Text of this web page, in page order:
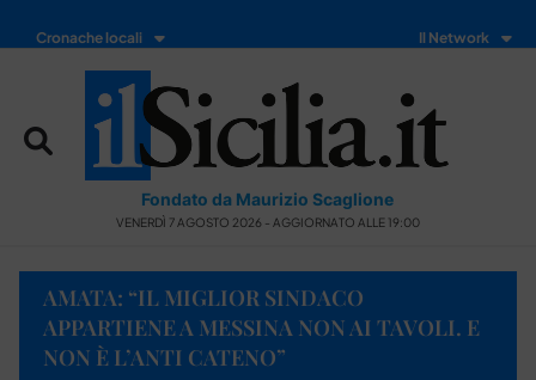
Cronache locali Il Network
Fondato da Maurizio Scaglione
VENERDÌ 7 AGOSTO 2026 - AGGIORNATO ALLE 19:00
AMATA: “IL MIGLIOR SINDACO
APPARTIENE A MESSINA NON AI TAVOLI. E
NON È L’ANTI CATENO”